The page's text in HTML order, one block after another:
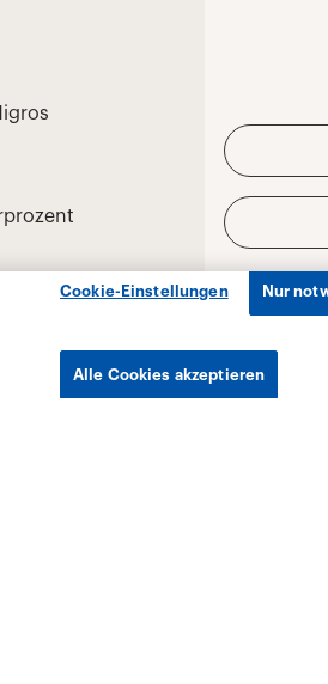
Cookie-Einstellungen Nur
Alle Cookies akzeptieren